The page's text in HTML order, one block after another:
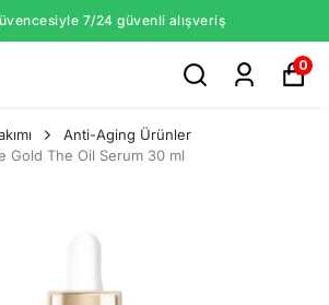
7/24 güvenli alışveriş
0
Anti-Aging Ürünler
Gold The Oil Serum 30 ml